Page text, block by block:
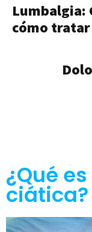
Lumbalgia:
cómo tratar
¿Qué
ciática?